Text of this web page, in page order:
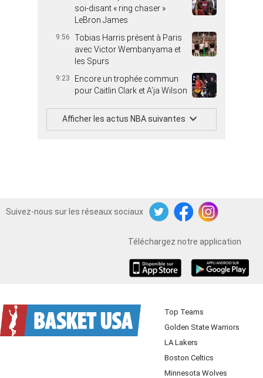
soi-disant « ring chaser »
LeBron James
9:56
Tobias Harris présent à Paris
avec Victor Wembanyama et
les Spurs
9:23
Encore un trophée commun
pour Caitlin Clark et A’ja Wilson
Afficher les actus NBA suivantes
Suivez-nous sur les réseaux sociaux
TwitterFacebookInstagram
Téléchargez notre application
Top Teams
Golden State Warriors
LA Lakers
Boston Celtics
Minnesota Wolves